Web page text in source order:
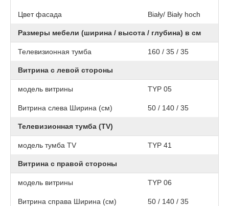
Цвет фасада Biały/ Biały hoch
Размеры мебели (ширина / высота / глубина) в см
Телевизионная тумба 160 / 35 / 35
Витрина с левой стороны
модель витрины TYP 05
Витрина слева Ширина (см) 50 / 140 / 35
Телевизионная тумба (TV)
модель тумба TV TYP 41
Витрина с правой стороны
модель витрины TYP 06
Витрина справа Ширина (см) 50 / 140 / 35